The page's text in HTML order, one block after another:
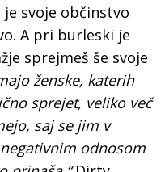
je svoje občinstvo
A pri burleski je
sprejmeš še svoje
ženske, katerih
sprejet, veliko več
saj se jim v
odnosom